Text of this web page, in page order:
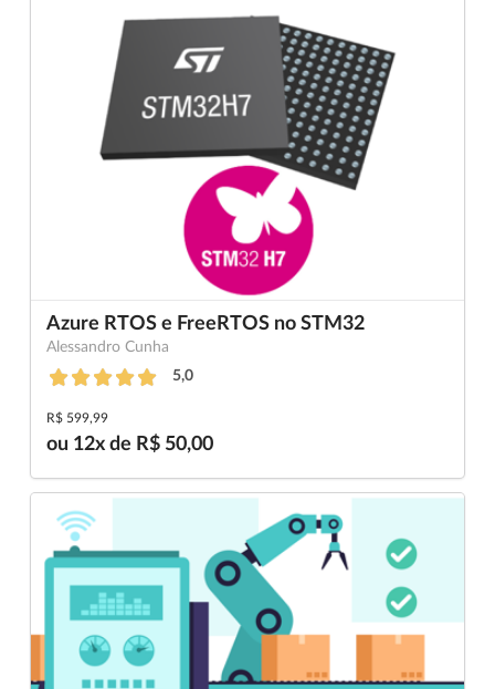
Azure RTOS e FreeRTOS no STM32
Alessandro Cunha
5,0
R$ 599,99
ou 12x de R$ 50,00